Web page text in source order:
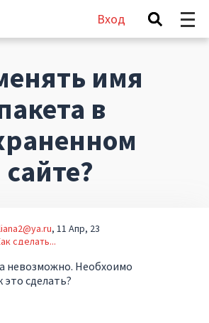
Вход
имя
в
сайте?
11 Апр, 23
сделать...
невозможно. Необхоимо
сделать?